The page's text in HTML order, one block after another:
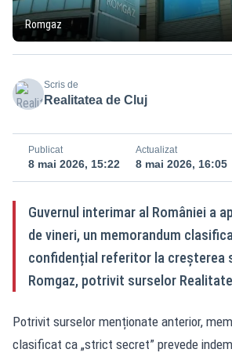
Romgaz
Scris de
Realitatea de Cluj
Publicat
8 mai 2026, 15:22
Actualizat
8 mai 2026, 16:05
Guvernul interimar al României a
de vineri, un memorandum
confidențial referitor la creșterea
Romgaz, potrivit surselor
Potrivit surselor menționate anterior,
clasificat ca „strict secret” prevede